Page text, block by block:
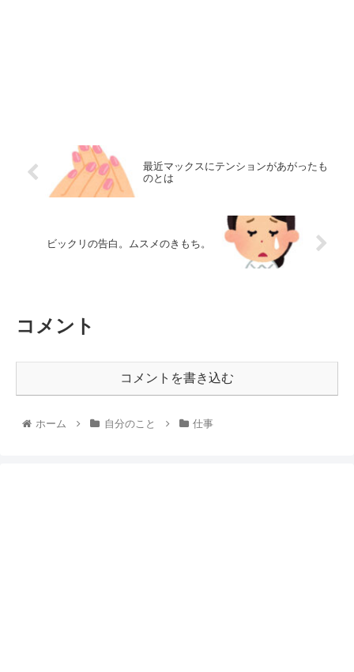
最近マックスにテンションがあがったも
のとは
ビックリの告白。ムスメのきもち。
コメント
コメントを書き込む
ホーム 自分のこと 仕事